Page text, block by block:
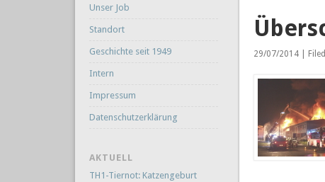
29/07/2014 |
Unser Job
Standort
Geschichte seit 1949
Intern
Impressum
Datenschutzerklärung
AKTUELL
TH1-Tiernot: Katzengeburt